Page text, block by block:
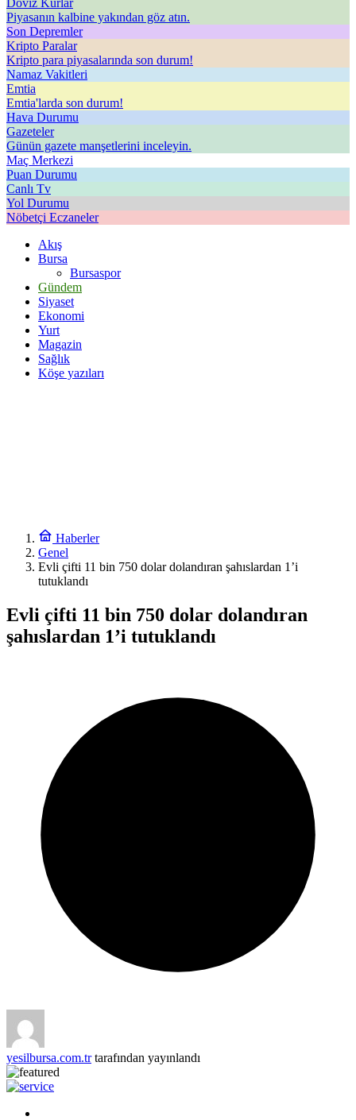
Döviz Kurlar
Piyasanın kalbine yakından göz atın.
Son Depremler
Kripto Paralar
Kripto para piyasalarında son durum!
Namaz Vakitleri
Emtia
Emtia'larda son durum!
Hava Durumu
Gazeteler
Günün gazete manşetlerini inceleyin.
Maç Merkezi
Puan Durumu
Canlı Tv
Yol Durumu
Nöbetçi Eczaneler
Akış
Bursa
Bursaspor
Gündem
Siyaset
Ekonomi
Yurt
Magazin
Sağlık
Köşe yazıları
Haberler
Genel
Evli çifti 11 bin 750 dolar dolandıran şahıslardan 1’i
tutuklandı
Evli çifti 11 bin 750 dolar dolandıran
şahıslardan 1’i tutuklandı
yesilbursa.com.trtarafından yayınlandı